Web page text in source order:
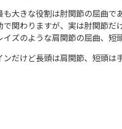
も大きな役割は肘関節の屈曲
で関わりますが、実は肘関節
イズのような肩関節の屈曲、短
だけど長頭は肩関節、短頭は